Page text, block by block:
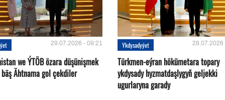
29.07.2026 - 09:21
we ÝTÖB özara düşünişmek
Ähtnama gol çekdiler
Ykdysadyýet 28.07.2026
Türkmen-eýran hökümetara topary
ykdysady hyzmatdaşlygyň geljekki
ugurlaryna garady